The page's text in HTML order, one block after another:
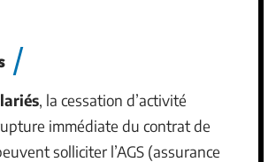
, la cessation d’activité
immédiate du contrat de
solliciter l’AGS (assurance